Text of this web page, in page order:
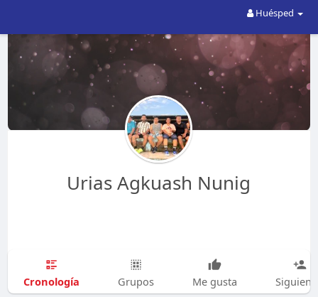
Huésped
Urias Agkuash Nunig
Cronología Grupos Me gusta